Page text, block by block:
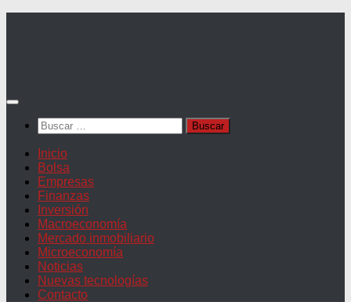
Buscar:
Inicio
Bolsa
Empresas
Finanzas
Inversión
Macroeconomía
Mercado inmobiliario
Microeconomía
Noticias
Nuevas tecnologías
Contacto